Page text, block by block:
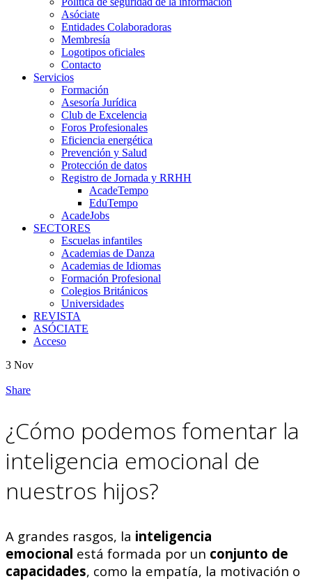
Asóciate
Entidades Colaboradoras
Membresía
Logotipos oficiales
Contacto
Servicios
Formación
Asesoría Jurídica
Club de Excelencia
Foros Profesionales
Eficiencia energética
Prevención y Salud
Protección de datos
Registro de Jornada y RRHH
AcadeTempo
EduTempo
AcadeJobs
SECTORES
Escuelas infantiles
Academias de Danza
Academias de Idiomas
Formación Profesional
Colegios Británicos
Universidades
REVISTA
ASÓCIATE
Acceso
3 Nov
Share
¿Cómo podemos fomentar la
inteligencia emocional de
nuestros hijos?
A grandes rasgos, la inteligencia
emocional está formada por un conjunto de
capacidades, como la empatía, la motivación o